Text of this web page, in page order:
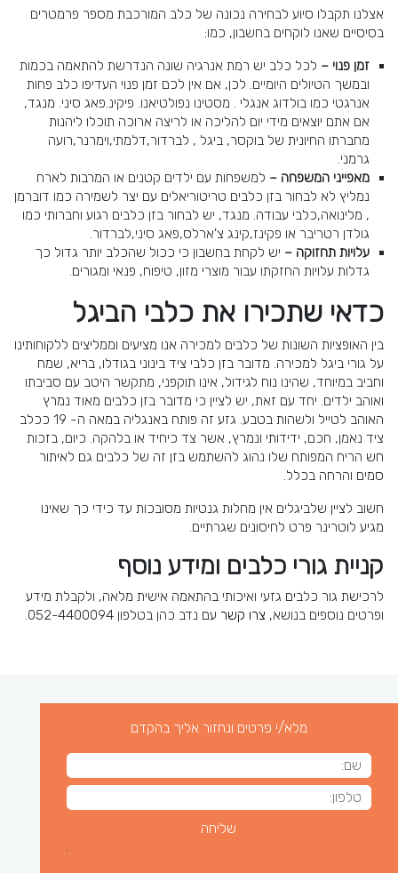
אצלנו תקבלו סיוע לבחירה נכונה של כלב המורכבת מספר פרמטרים
בסיסיים שאנו לוקחים בחשבון, כמו:
זמן פנוי – לכל כלב יש רמת אנרגיה שונה הנדרשת להתאמה בכמות
ובמשך הטיולים היומיים. לכן, אם אין לכם זמן פנוי העדיפו כלב פחות
אנרגטי כמו בולדוג אנגלי . מסטינו נפולטיאנו. פיקינ.פאג סיני. מנגד,
אם אתם יוצאים מידי יום להליכה או לריצה ארוכה תוכלו ליהנות
מחברתו החיונית של בוקסר, ביגל , לברדור,דלמתי,וימרנר,רועה
גרמני.
מאפייני המשפחה – למשפחות עם ילדים קטנים או המרבות לארח
נמליץ לא לבחור בזן כלבים טריטוריאלים עם יצר לשמירה כמו דוברמן
, מלינואה,כלבי עבודה. מנגד, יש לבחור בזן כלבים רגוע וחברותי כמו
גולדן רטריבר או פקינז,קינג צ'ארלס,פאג סיני,לברדור.
עלויות תחזוקה – יש לקחת בחשבון כי ככול שהכלב יותר גדול כך
גדלות עלויות החזקתו עבור מוצרי מזון, טיפוח, פנאי ומגורים.
כדאי שתכירו את כלבי הביגל
בין האופציות השונות של כלבים למכירה אנו מציעים וממליצים ללקוחותינו
על גורי ביגל למכירה. מדובר בזן כלבי ציד בינוני בגודלו, בריא, שמח
וחביב במיוחד, שהינו נוח לגידול, אינו תוקפני, מתקשר היטב עם סביבתו
ואוהב ילדים. יחד עם זאת, יש לציין כי מדובר בזן כלבים מאוד נמרץ
האוהב לטייל ולשהות בטבע. גזע זה פותח באנגליה במאה ה- 19 ככלב
ציד נאמן, חכם, ידידותי ונמרץ, אשר צד כיחיד או בלהקה. כיום, בזכות
חש הריח המפותח שלו נהוג להשתמש בזן זה של כלבים גם לאיתור
סמים והרחה בכלל.
חשוב לציין שלביגלים אין מחלות גנטיות מסובכות עד כידי כך שאינו
מגיע לוטרינר פרט לחיסונים שגרתיים.
קניית גורי כלבים ומידע נוסף
לרכישת גור כלבים גזעי ואיכותי בהתאמה אישית מלאה, ולקבלת מידע
ופרטים נוספים בנושא, צרו קשר עם נדב כהן בטלפון 052-4400094.
מלא/י פרטים ונחזור אליך בהקדם